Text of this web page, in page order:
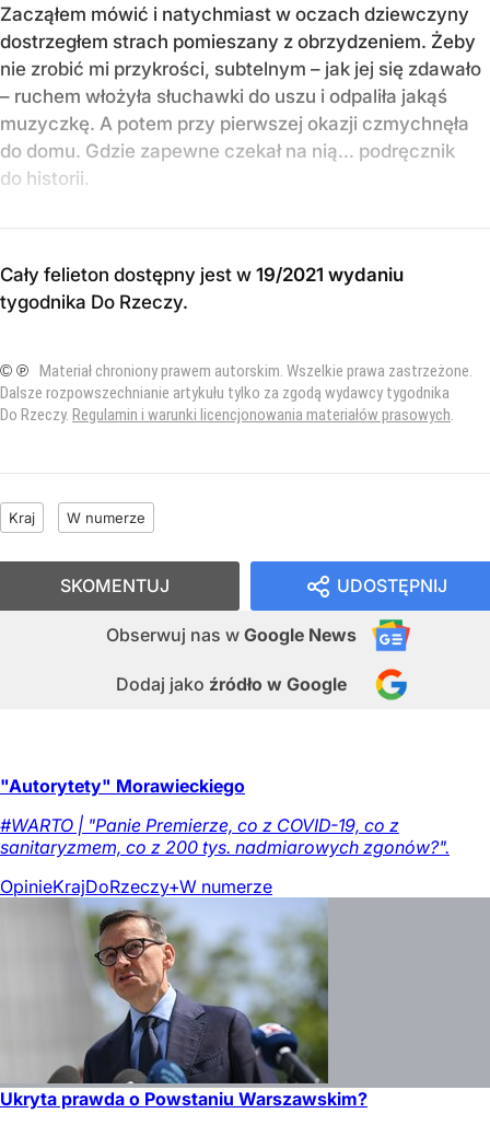
Zacząłem mówić i natychmiast w oczach dziewczyny
dostrzegłem strach pomieszany z obrzydzeniem. Żeby
nie zrobić mi przykrości, subtelnym – jak jej się zdawało
– ruchem włożyła słuchawki do uszu i odpaliła jakąś
muzyczkę. A potem przy pierwszej okazji czmychnęła
do domu. Gdzie zapewne czekał na nią… podręcznik
do historii.
Cały felieton dostępny jest w 19/2021 wydaniu
tygodnika Do Rzeczy.
© ℗ Materiał chroniony prawem autorskim. Wszelkie prawa zastrzeżone.
Dalsze rozpowszechnianie artykułu tylko za zgodą wydawcy tygodnika
Do Rzeczy. Regulamin i warunki licencjonowania materiałów prasowych.
Kraj W numerze
UDOSTĘPNIJ
Obserwuj nas w Google News
Dodaj jako źródło w Google
SKOMENTUJ
"Autorytety" Morawieckiego
#WARTO | "Panie Premierze, co z COVID-19, co z
sanitaryzmem, co z 200 tys. nadmiarowych zgonów?".
OpinieKrajDoRzeczy+W numerze
Ukryta prawda o Powstaniu Warszawskim?